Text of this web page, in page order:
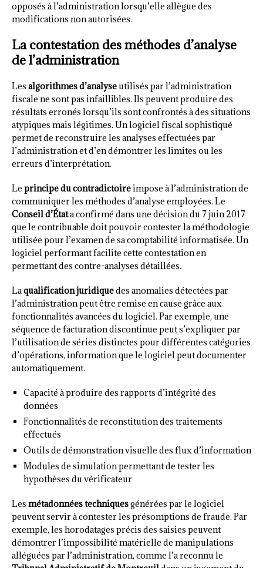
opposés à l’administration lorsqu’elle allègue des
modifications non autorisées.
La contestation des méthodes d’analyse
de l’administration
Les algorithmes d’analyseutilisés par l’administration
fiscale ne sont pas infaillibles. Ils peuvent produire des
résultats erronés lorsqu’ils sont confrontés à des situations
atypiques mais légitimes. Un logiciel fiscal sophistiqué
permet de reconstruire les analyses effectuées par
l’administration et d’en démontrer les limites ou les
erreurs d’interprétation.
Le principe du contradictoireimpose à l’administration de
communiquer les méthodes d’analyse employées. Le
Conseil d’Étata confirmé dans une décision du 7 juin 2017
que le contribuable doit pouvoir contester la méthodologie
utilisée pour l’examen de sa comptabilité informatisée. Un
logiciel performant facilite cette contestation en
permettant des contre-analyses détaillées.
Laqualification juridiquedes anomalies détectées par
l’administration peut être remise en cause grâce aux
fonctionnalités avancées du logiciel. Par exemple, une
séquence de facturation discontinue peut s’expliquer par
l’utilisation de séries distinctes pour différentes catégories
d’opérations, information que le logiciel peut documenter
automatiquement.
Capacité à produire des rapports d’intégrité des
données
Fonctionnalités de reconstitution des traitements
effectués
Outils de démonstration visuelle des flux d’information
Modules de simulation permettant de tester les
hypothèses du vérificateur
Les métadonnées techniquesgénérées par le logiciel
peuvent servir à contester les présomptions de fraude. Par
exemple, les horodatages précis des saisies peuvent
démontrer l’impossibilité matérielle de manipulations
alléguées par l’administration, comme l’a reconnu le